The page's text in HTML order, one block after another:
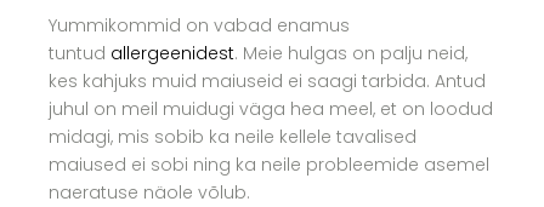
Yummikommid on vabad enamus
tuntud allergeenidest. Meie hulgas on palju neid,
kes kahjuks muid maiuseid ei saagi tarbida. Antud
juhul on meil muidugi väga hea meel, et on loodud
midagi, mis sobib ka neile kellele tavalised
maiused ei sobi ning ka neile probleemide asemel
naeratuse näole võlub.